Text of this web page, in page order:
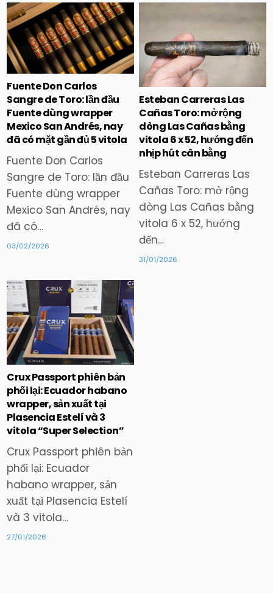
Posted
in
Fuente Don Carlos
Sangre de Toro: lần đầu
Fuente dùng wrapper
Mexico San Andrés, nay
đã có mặt gần đủ 5 vitola
Fuente Don Carlos
Sangre de Toro: lần đầu
Fuente dùng wrapper
Mexico San Andrés, nay
đã có…
03/02/2026
Posted
in
Esteban Carreras Las
Cañas Toro: mở rộng
dòng Las Cañas bằng
vitola 6 x 52, hướng đến
nhịp hút cân bằng
Esteban Carreras Las
Cañas Toro: mở rộng
dòng Las Cañas bằng
vitola 6 x 52, hướng
đến…
31/01/2026
Posted
in
Crux Passport phiên bản
phối lại: Ecuador habano
wrapper, sản xuất tại
Plasencia Estelí và 3
vitola “Super Selection”
Crux Passport phiên bản
phối lại: Ecuador
habano wrapper, sản
xuất tại Plasencia Estelí
và 3 vitola…
27/01/2026